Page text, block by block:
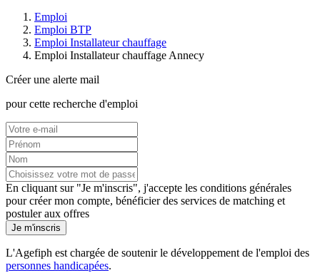
Emploi
Emploi BTP
Emploi Installateur chauffage
Emploi Installateur chauffage Annecy
Créer une alerte mail
pour cette recherche d'emploi
En cliquant sur "Je m'inscris", j'accepte les conditions générales
pour créer mon compte, bénéficier des services de matching et
postuler aux offres
Je m'inscris
L'Agefiph est chargée de soutenir le développement de l'emploi des
personnes handicapées.